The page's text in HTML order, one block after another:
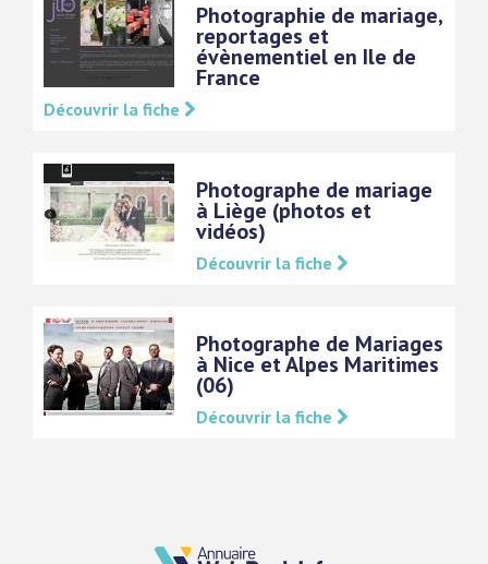
Photographie de mariage,
reportages et
évènementiel en Ile de
France
Découvrir la fiche
Photographe de mariage
à Liège (photos et
vidéos)
Découvrir la fiche
Photographe de Mariages
à Nice et Alpes Maritimes
(06)
Découvrir la fiche